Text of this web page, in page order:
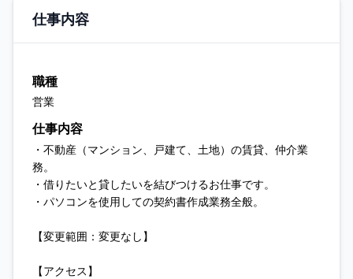
仕事内容
職種
営業
仕事内容
・不動産（マンション、戸建て、土地）の賃貸、仲介業
務。
・借りたいと貸したいを結びつけるお仕事です。
・パソコンを使用しての契約書作成業務全般。
【変更範囲：変更なし】
【アクセス】